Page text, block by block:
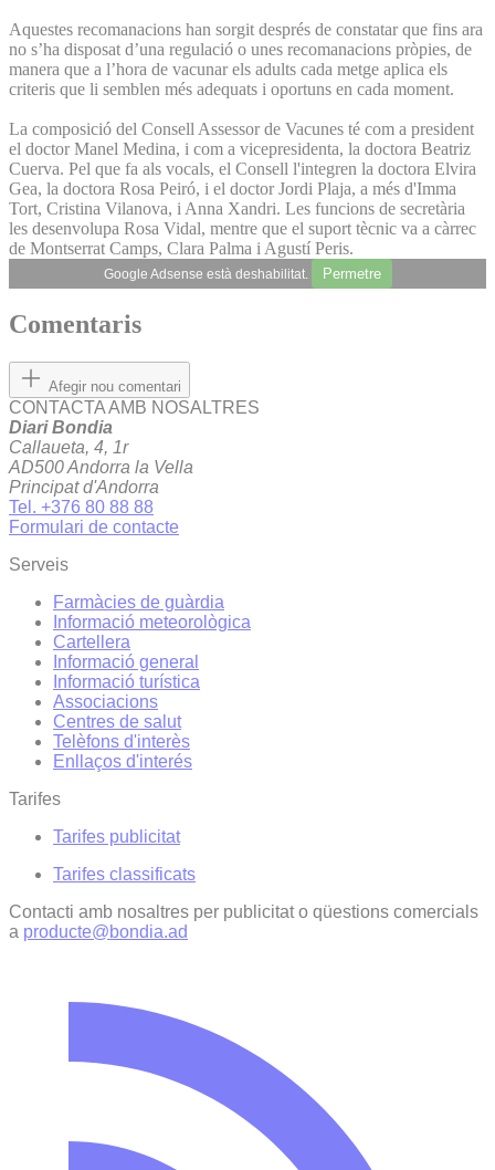
Aquestes recomanacions han sorgit després de constatar que fins ara
no s’ha disposat d’una regulació o unes recomanacions pròpies, de
manera que a l’hora de vacunar els adults cada metge aplica els
criteris que li semblen més adequats i oportuns en cada moment.
La composició del Consell Assessor de Vacunes té com a president
el doctor Manel Medina, i com a vicepresidenta, la doctora Beatriz
Cuerva. Pel que fa als vocals, el Consell l'integren la doctora Elvira
Gea, la doctora Rosa Peiró, i el doctor Jordi Plaja, a més d'Imma
Tort, Cristina Vilanova, i Anna Xandri. Les funcions de secretària
les desenvolupa Rosa Vidal, mentre que el suport tècnic va a càrrec
de Montserrat Camps, Clara Palma i Agustí Peris.
Google Adsense està deshabilitat. Permetre
Comentaris
Afegir nou comentari
CONTACTA AMB NOSALTRES
Diari Bondia
Callaueta, 4, 1r
AD500 Andorra la Vella
Principat d'Andorra
Tel. +376 80 88 88
Formulari de contacte
Serveis
Farmàcies de guàrdia
Informació meteorològica
Cartellera
Informació general
Informació turística
Associacions
Centres de salut
Telèfons d'interès
Enllaços d'interés
Tarifes
Tarifes publicitat
Tarifes classificats
Contacti amb nosaltres per publicitat o qüestions comercials
a producte@bondia.ad